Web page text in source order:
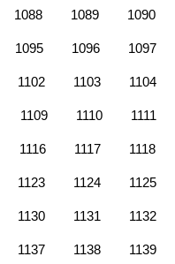
1088 1089 1090
1095 1096 1097
1102 1103 1104
1109 1110 1111
1116 1117 1118
1123 1124 1125
1130 1131 1132
1137 1138 1139